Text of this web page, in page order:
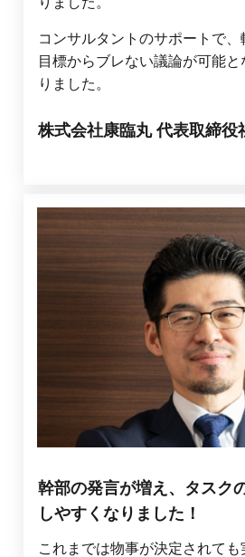
コンサルタントのサポートで
目標からブレない議論が可能と
りました。
株式会社康臨丸 代表取締役
幹部の発言が増え、タスク
しやすくなりました！
これまでは物事が決定されて